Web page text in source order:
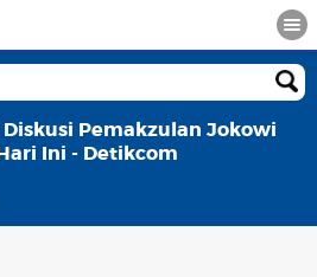
Pemakzulan Jokowi
Ini - Detikcom